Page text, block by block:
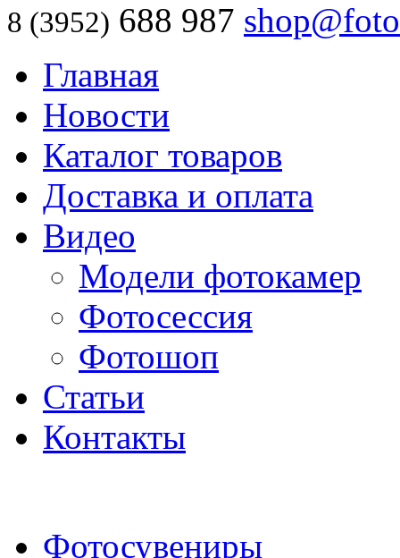
8 (3952) 688 987
Главная
Новости
Каталог товаров
Доставка и оплата
Видео
Модели фотокамер
Фотосессия
Фотошоп
Статьи
Контакты
Фотосувениры